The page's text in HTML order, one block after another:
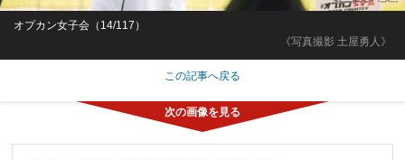
《写真撮影 土屋勇人》
オプカン女子会（14/117）
この記事へ戻る